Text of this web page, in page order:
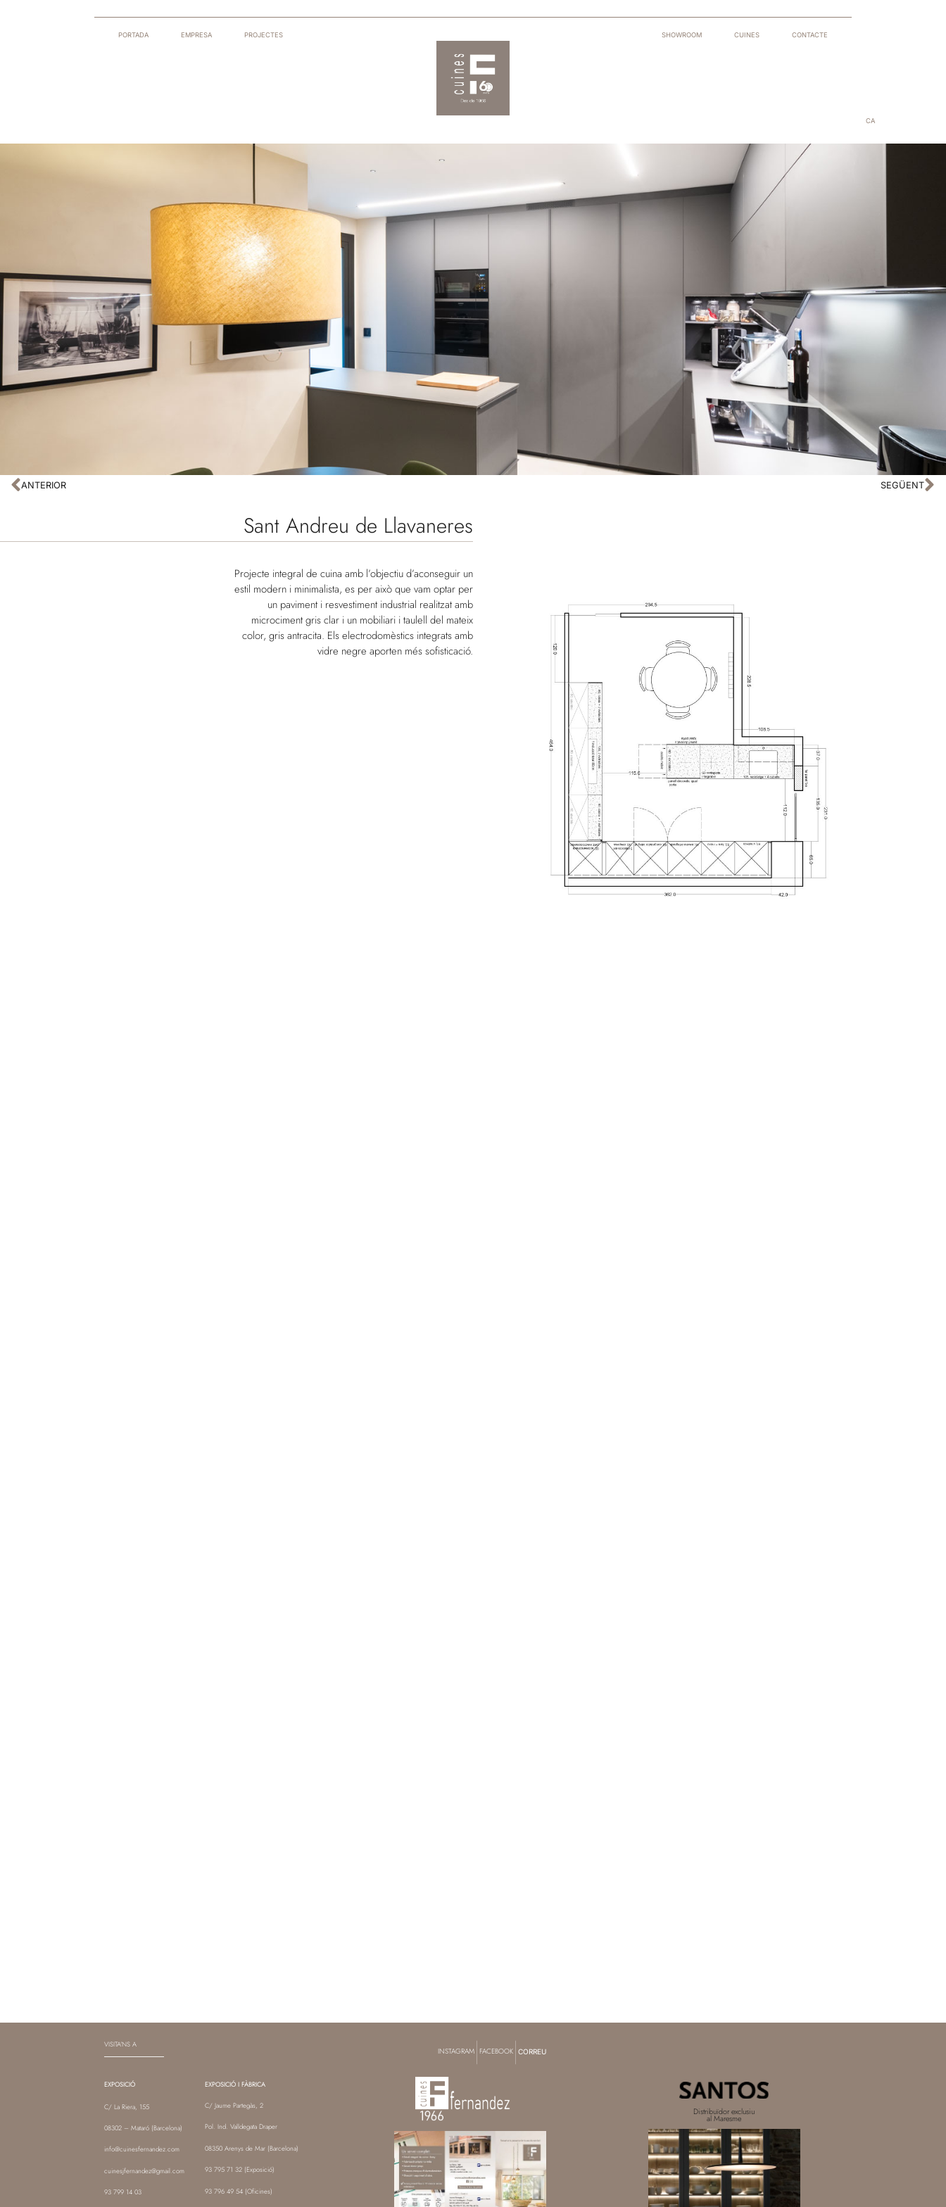
PORTADA EMPRESA PROJECTES SHOWROOM CUINES CONTACTE
CA
ANTERIOR SEGÜENT
Sant Andreu de Llavaneres
Projecte integral de cuina amb l’objectiu d’aconseguir un
estil modern i minimalista, es per això que vam optar per
un paviment i resvestiment industrial realitzat amb
microciment gris clar i un mobiliari i taulell del mateix
color, gris antracita. Els electrodomèstics integrats amb
vidre negre aporten més sofisticació.
VISITA’NS A
EXPOSICIÓ
C/ La Riera, 155
08302 – Mataró (Barcelona)
info@cuinesfernandez.com
cuinesjfernandez@gmail.com
93 799 14 03
EXPOSICIÓ I FÀBRICA
C/ Jaume Partegàs, 2
Pol. Ind. Valldegata Draper
08350 Arenys de Mar (Barcelona)
93 795 71 32(Exposició)
93 796 49 54(Oficines)
INSTAGRAM| FACEBOOK| CORREU
Distribuïdor exclusiu
al Maresme